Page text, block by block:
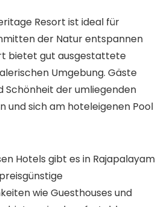
Resort ist ideal für
der Natur entspannen
bietet gut ausgestattete
Umgebung. Gäste
Schönheit der umliegenden
und sich am hoteleigenen Pool
Hotels gibt es in Rajapalayam
wie Guesthouses und